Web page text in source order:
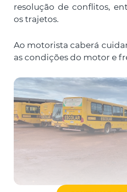
resolução de conflitos,
os trajetos.
Ao motorista caberá
as condições do motor e